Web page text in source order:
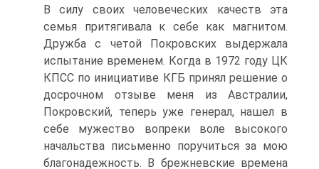
В силу своих человеческих качеств эта
семья притягивала к себе как магнитом.
Дружба с четой Покровских выдержала
испытание временем. Когда в 1972 году ЦК
КПСС по инициативе КГБ принял решение о
досрочном отзыве меня из Австралии,
Покровский, теперь уже генерал, нашел в
себе мужество вопреки воле высокого
начальства письменно поручиться за мою
благонадежность. В брежневские времена